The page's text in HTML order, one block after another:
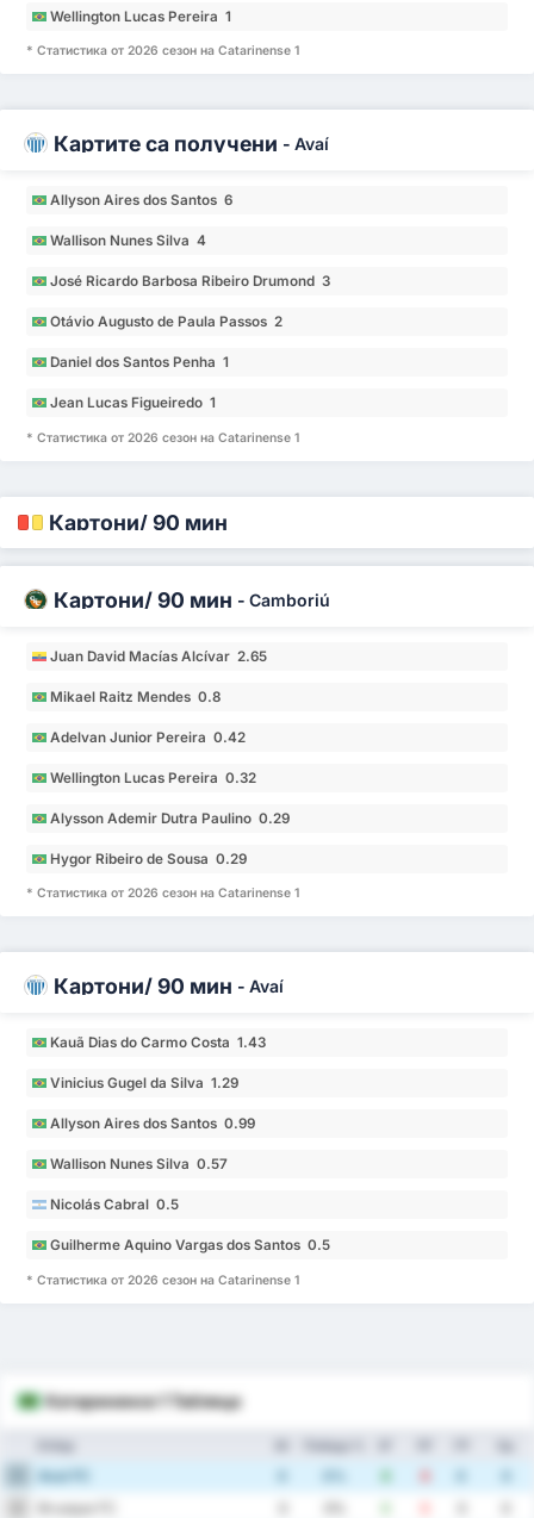
Wellington Lucas Pereira 1
* Статистика от 2026 сезон на Catarinense 1
Картите са получени - Avaí
Allyson Aires dos Santos 6
Wallison Nunes Silva 4
José Ricardo Barbosa Ribeiro Drumond 3
Otávio Augusto de Paula Passos 2
Daniel dos Santos Penha 1
Jean Lucas Figueiredo 1
* Статистика от 2026 сезон на Catarinense 1
Картони/ 90 мин
Картони/ 90 мин - Camboriú
Juan David Macías Alcívar 2.65
Mikael Raitz Mendes 0.8
Adelvan Junior Pereira 0.42
Wellington Lucas Pereira 0.32
Alysson Ademir Dutra Paulino 0.29
Hygor Ribeiro de Sousa 0.29
* Статистика от 2026 сезон на Catarinense 1
Картони/ 90 мин - Avaí
Kauã Dias do Carmo Costa 1.43
Vinicius Gugel da Silva 1.29
Allyson Aires dos Santos 0.99
Wallison Nunes Silva 0.57
Nicolás Cabral 0.5
Guilherme Aquino Vargas dos Santos 0.5
* Статистика от 2026 сезон на Catarinense 1
Катариненсе 1 Таблица
Avai FC
Brusque FC